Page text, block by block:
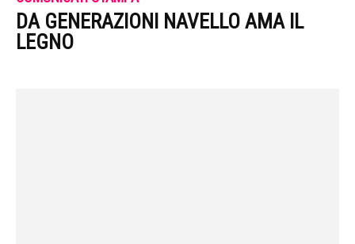
DA GENERAZIONI NAVELLO AMA IL
LEGNO